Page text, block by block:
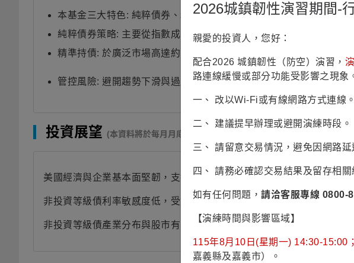
本基金三大特色: 純粹債券、精準持債、管控風險。
純粹債券策略: 主要從指數成分中尋求超額報酬機會，不訴求藉衍生
精準持債: 於廣泛市場高達約1900檔標的中精選約300檔左右持債，
管控風險: 避開趨勢下滑與過度競爭產業。
投資展望 (本資料將於每月月底更新)
美國經濟與企業基本面堅韌，支撐非投資等級債後市表現。
非投資等級債利率敏感度低，受通膨與利率波動影響輕。
非投資等級債產業分布與股市有高度差異，可分散股市投資風險。
2026城鎮韌性演習期間-
親愛的投資人，您好：
配合2026 城鎮韌性（防空）演習，
路連線緩慢或部分功能受影響之現象
一、 改以Wi-Fi或有線網路方式連線。
二、 建議提早辦理或避開演練時段。
三、 請留意交易情況，避免因網路
四、 請務必確認交易結果及留存相關
如有任何問題， 請洽客服專線 0800-
【演練時間與影響區域】
115年8月10日(星期一) 14:30-15:00
嘉義縣及嘉義市）。